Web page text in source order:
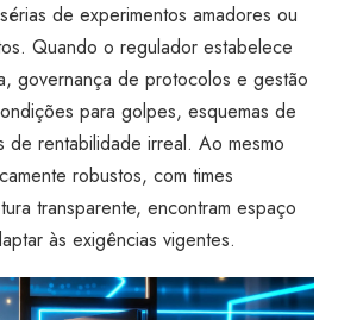
de experimentos amadores ou
Quando o regulador estabelece
governança de protocolos e gestão
para golpes, esquemas de
de rentabilidade irreal. Ao mesmo
robustos, com times
transparente, encontram espaço
às exigências vigentes.